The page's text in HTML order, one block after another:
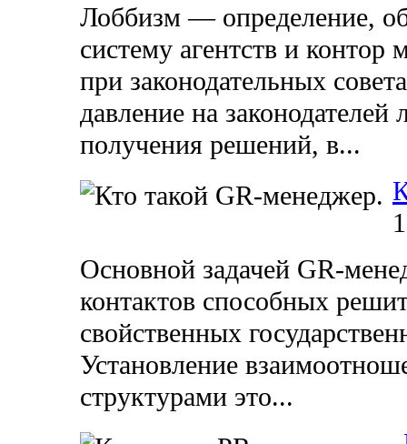
Лоббизм — определение,
систему агентств и
при законодательных
давление на
получения решений, в...
Основной задачей GR-
контактов способных
свойственных
Установление
структурами это...